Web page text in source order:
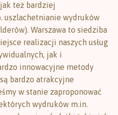
też bardziej
uszlachetnianie wydruków
Warszawa to siedziba
realizacji naszych usług
jak i
innowacyjne metody
bardzo atrakcyjne
w stanie zaproponować
wydruków m.in.